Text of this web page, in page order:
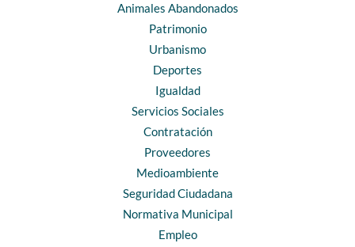
Animales Abandonados
Patrimonio
Urbanismo
Deportes
Igualdad
Servicios Sociales
Contratación
Proveedores
Medioambiente
Seguridad Ciudadana
Normativa Municipal
Empleo